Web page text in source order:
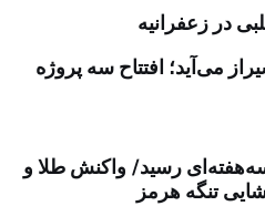
در زعفرانیه
می‌آید؛ افتتاح سه پروژه
رسید/ واکنش طلا و
تنگه هرمز